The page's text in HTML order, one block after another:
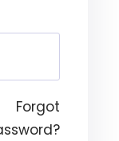
Forgot